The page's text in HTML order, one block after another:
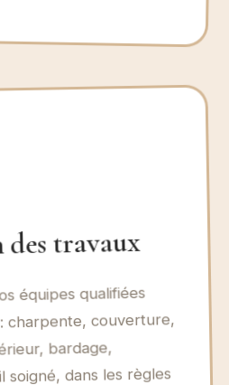
travaux
équipes qualifiées
charpente, couverture,
bardage,
soigné, dans les règles